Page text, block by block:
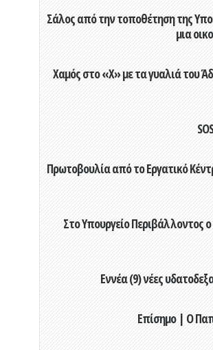
Σάλος από την τοποθέτηση της
μια
Χαμός στο «X» με τα γυαλιά του
Πρωτοβουλία από το Εργατικό
Στο Υπουργείο Περιβάλλοντος
Εννέα (9) νέες
Επίσημο | Ο